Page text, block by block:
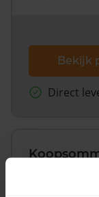
Bekijk
Direct